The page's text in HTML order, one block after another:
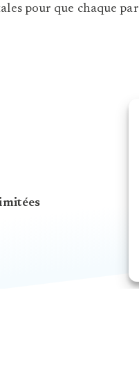
pour que chaque